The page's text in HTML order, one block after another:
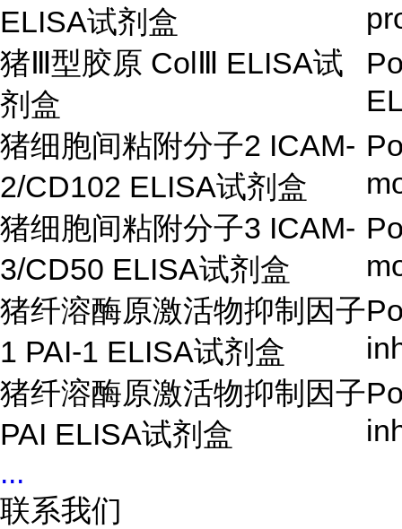
ELISA试剂盒
猪Ⅲ型胶原 ColⅢ ELISA试
剂盒
猪细胞间粘附分子2 ICAM-
2/CD102 ELISA试剂盒
猪细胞间粘附分子3 ICAM-
3/CD50 ELISA试剂盒
猪纤溶酶原激活物抑制因子
1 PAI-1 ELISA试剂盒
猪纤溶酶原激活物抑制因子
PAI ELISA试剂盒
...
联系我们